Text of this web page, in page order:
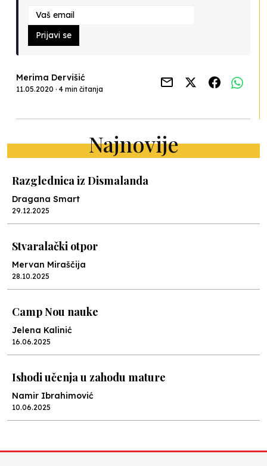
Prijavi se
Merima Dervišić
11.05.2020 · 4 min čitanja
Najnovije
Razglednica iz Dismalanda
Dragana Smart
29.12.2025
Stvaralački otpor
Mervan Miraščija
28.10.2025
Camp Nou nauke
Jelena Kalinić
16.06.2025
Ishodi učenja u zahodu mature
Namir Ibrahimović
10.06.2025